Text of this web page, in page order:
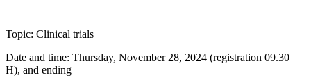
Topic: Clinical trials
Date and time: Thursday, November 28, 2024 (registration 09.30
H), and ending